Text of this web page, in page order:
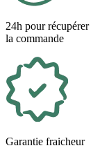
24h pour récupérer
la commande
Garantie fraicheur